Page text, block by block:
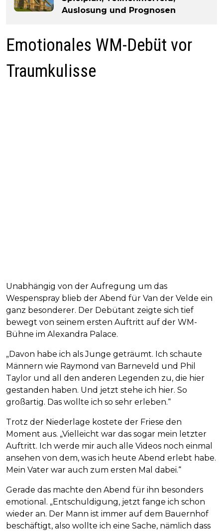
Auslosung und Prognosen
Emotionales WM-Debüt vor
Traumkulisse
Unabhängig von der Aufregung um das
Wespenspray blieb der Abend für Van der Velde ein
ganz besonderer. Der Debütant zeigte sich tief
bewegt von seinem ersten Auftritt auf der WM-
Bühne im Alexandra Palace.
„Davon habe ich als Junge geträumt. Ich schaute
Männern wie Raymond van Barneveld und Phil
Taylor und all den anderen Legenden zu, die hier
gestanden haben. Und jetzt stehe ich hier. So
großartig. Das wollte ich so sehr erleben.“
Trotz der Niederlage kostete der Friese den
Moment aus. „Vielleicht war das sogar mein letzter
Auftritt. Ich werde mir auch alle Videos noch einmal
ansehen von dem, was ich heute Abend erlebt habe.
Mein Vater war auch zum ersten Mal dabei.“
Gerade das machte den Abend für ihn besonders
emotional. „Entschuldigung, jetzt fange ich schon
wieder an. Der Mann ist immer auf dem Bauernhof
beschäftigt, also wollte ich eine Sache, nämlich dass